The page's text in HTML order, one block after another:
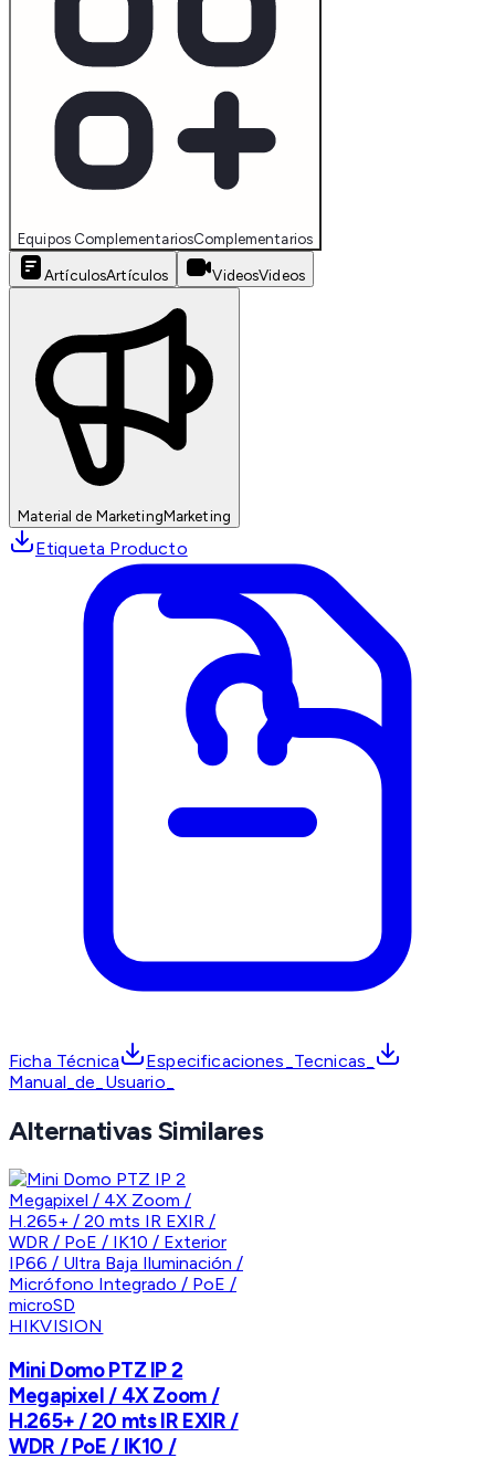
Equipos ComplementariosComplementarios
ArtículosArtículos VideosVideos
Material de MarketingMarketing
Etiqueta Producto
Ficha Técnica
Especificaciones_Tecnicas_
Manual_de_Usuario_
Alternativas Similares
HIKVISION
Mini Domo PTZ IP 2
Megapixel / 4X Zoom /
H.265+ / 20 mts IR EXIR /
WDR / PoE / IK10 /